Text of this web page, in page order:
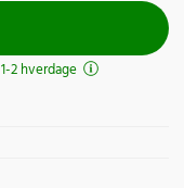
2 hverdage